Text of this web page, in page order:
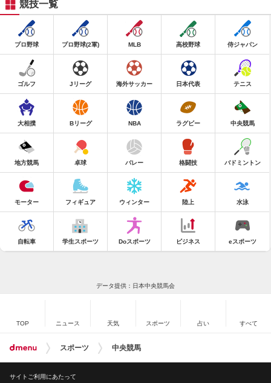
競技一覧
プロ野球 プロ野球(2軍) MLB 高校野球 侍ジャパン
ゴルフ Jリーグ 海外サッカー 日本代表 テニス
大相撲 Bリーグ NBA ラグビー 中央競馬
地方競馬 卓球 バレー 格闘技 バドミントン
モーター フィギュア ウィンター 陸上 水泳
自転車 学生スポーツ Doスポーツ ビジネス eスポーツ
データ提供：日本中央競馬会
TOP ニュース 天気 スポーツ 占い すべて
スポーツ 中央競馬
サイトご利用にあたって